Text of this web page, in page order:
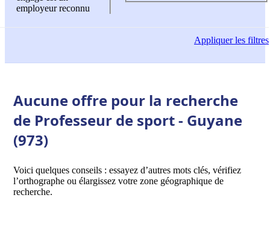
employeur reconnu
Appliquerles filtres
Aucune offre pour la recherche
de Professeur de sport - Guyane
(973)
Voici quelques conseils : essayez d’autres mots clés, vérifiez
l’orthographe ou élargissez votre zone géographique de
recherche.